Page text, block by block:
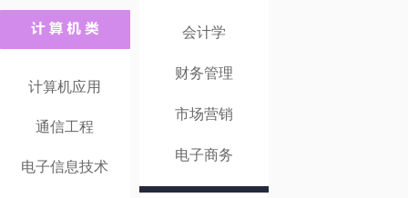
计算机应用
通信工程
电子信息技术
会计学
财务管理
市场营销
电子商务